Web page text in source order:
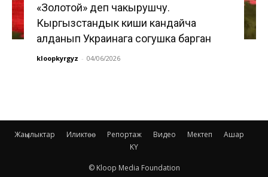
«Золотой» деп чакырушчу.
Кыргызстандык киши кандайча
алданып Украинага согушка барган
kloopkyrgyz - 04/06/2026
Жаңылыктар Иликтөө Репортаж Видео Мектеп
Ашар
KY
© Kloop Media Foundation